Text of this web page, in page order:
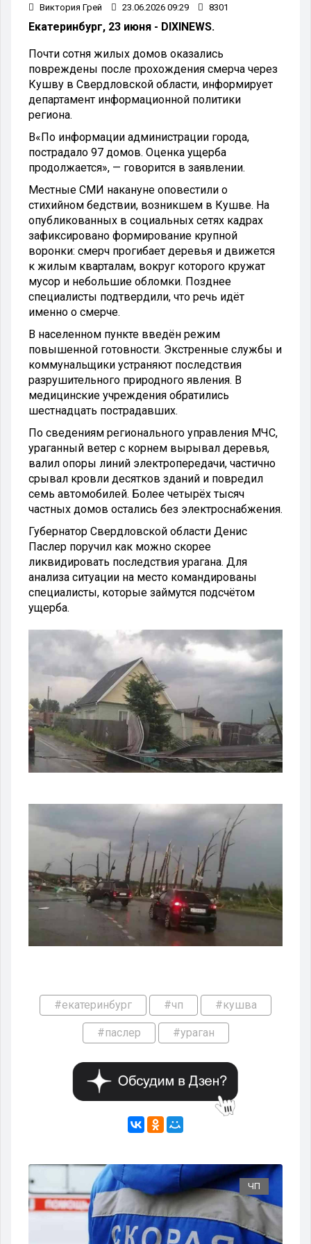
Виктория Грей 23.06.2026 09:29 8301
Екатеринбург, 23 июня - DIXINEWS.
Почти сотня жилых домов оказались
повреждены после прохождения смерча через
Кушву в Свердловской области, информирует
департамент информационной политики
региона.
В«По информации администрации города,
пострадало 97 домов. Оценка ущерба
продолжается», — говорится в заявлении.
Местные СМИ накануне оповестили о
стихийном бедствии, возникшем в Кушве. На
опубликованных в социальных сетях кадрах
зафиксировано формирование крупной
воронки: смерч прогибает деревья и движется
к жилым кварталам, вокруг которого кружат
мусор и небольшие обломки. Позднее
специалисты подтвердили, что речь идёт
именно о смерче.
В населенном пункте введён режим
повышенной готовности. Экстренные службы и
коммунальщики устраняют последствия
разрушительного природного явления. В
медицинские учреждения обратились
шестнадцать пострадавших.
По сведениям регионального управления МЧС,
ураганный ветер с корнем вырывал деревья,
валил опоры линий электропередачи, частично
срывал кровли десятков зданий и повредил
семь автомобилей. Более четырёх тысяч
частных домов остались без электроснабжения.
Губернатор Свердловской области Денис
Паслер поручил как можно скорее
ликвидировать последствия урагана. Для
анализа ситуации на место командированы
специалисты, которые займутся подсчётом
ущерба.
#екатеринбург #чп #кушва
#паслер #ураган
ЧП